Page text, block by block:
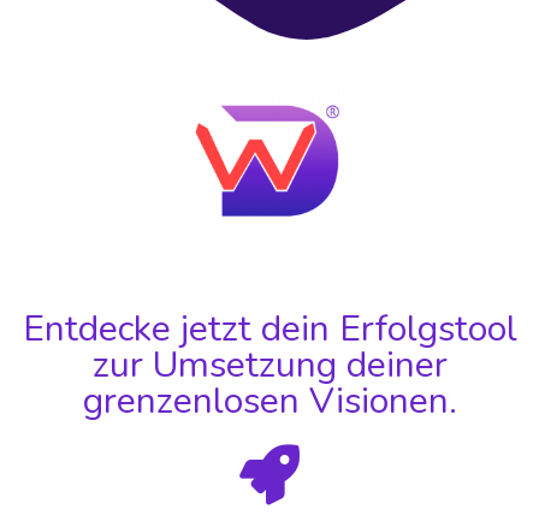
Entdecke jetzt dein Erfolgstool
zur Umsetzung deiner
grenzenlosen Visionen.